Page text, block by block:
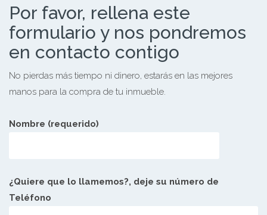
Por favor, rellena este
formulario y nos pondremos
en contacto contigo
No pierdas más tiempo ni dinero, estarás en las mejores
manos para la compra de tu inmueble.
Nombre (requerido)
¿Quiere que lo llamemos?, deje su número de
Teléfono